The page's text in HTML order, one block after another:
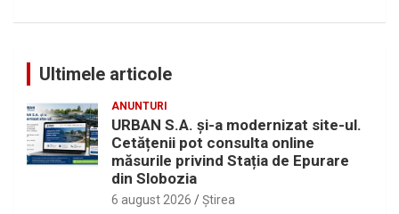
Ultimele articole
ANUNTURI
URBAN S.A. și-a modernizat site-ul.
Cetățenii pot consulta online
măsurile privind Stația de Epurare
din Slobozia
6 august 2026 Ştirea